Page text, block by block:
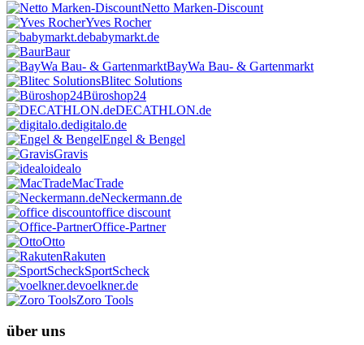
Netto Marken-Discount
Yves Rocher
babymarkt.de
Baur
BayWa Bau- & Gartenmarkt
Blitec Solutions
Büroshop24
DECATHLON.de
digitalo.de
Engel & Bengel
Gravis
idealo
MacTrade
Neckermann.de
office discount
Office-Partner
Otto
Rakuten
SportScheck
voelkner.de
Zoro Tools
über uns